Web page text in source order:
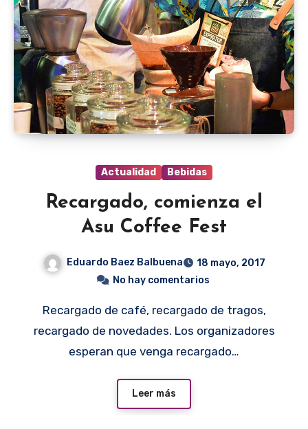
Actualidad Bebidas
Recargado, comienza el
Asu Coffee Fest
Eduardo Baez Balbuena
18 mayo, 2017
No hay comentarios
Recargado de café, recargado de tragos,
recargado de novedades. Los organizadores
esperan que venga recargado…
Leer más